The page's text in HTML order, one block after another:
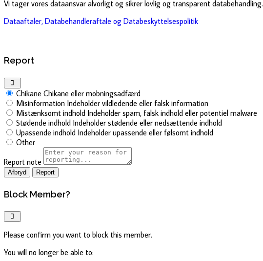
Vi tager vores dataansvar alvorligt og sikrer lovlig og transparent databehandling.
Dataaftaler, Databehandleraftale og Databeskyttelsespolitik
Report
Chikane Chikane eller mobningsadfærd
Misinformation Indeholder vildledende eller falsk information
Mistænksomt indhold Indeholder spam, falsk indhold eller potentiel malware
Stødende indhold Indeholder stødende eller nedsættende indhold
Upassende indhold Indeholder upassende eller følsomt indhold
Other
Report note
Report
Block Member?
Please confirm you want to block this member.
You will no longer be able to: